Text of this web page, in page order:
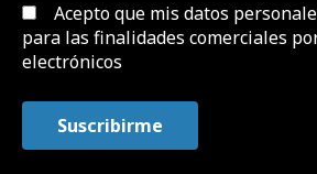
Acepto que mis datos
para las finalidades comerciales
electrónicos